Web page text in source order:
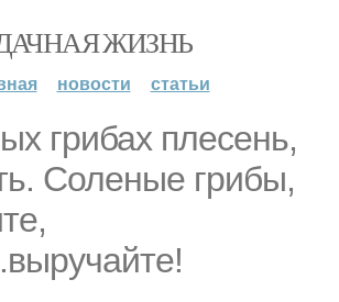
ЖИЗНЬ
новости статьи
грибах плесень,
Соленые грибы,